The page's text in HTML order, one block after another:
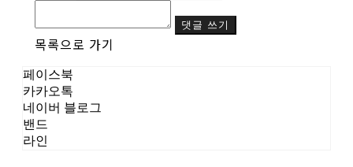
댓글 쓰기
목록으로 가기
페이스북
카카오톡
네이버 블로그
밴드
라인